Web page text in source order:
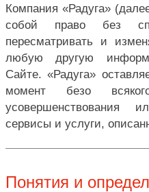
Компания «Радуга»
собой право без
пересматривать и
любую другую
Сайте. «Радуга»
момент безо
усовершенствования
сервисы и услуги,
Понятия и